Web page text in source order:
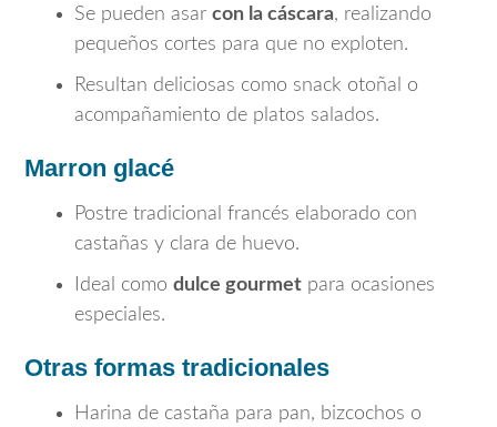
Se pueden asar con la cáscara, realizando
pequeños cortes para que no exploten.
Resultan deliciosas como snack otoñal o
acompañamiento de platos salados.
Marron glacé
Postre tradicional francés elaborado con
castañas y clara de huevo.
Ideal como dulce gourmet para ocasiones
especiales.
Otras formas tradicionales
Harina de castaña para pan, bizcochos o